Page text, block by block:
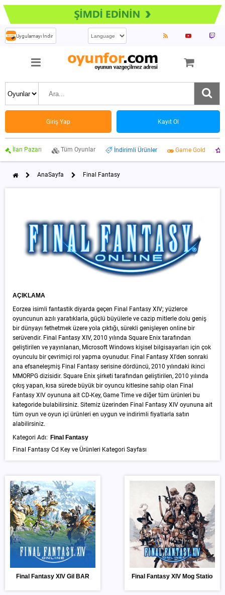
Uygulamayı İndir
Giriş Yap Kayıt Ol
İlan Pazarı Tüm Oyunlar İndirimli Ürünler Game Gold
AnaSayfa Final Fantasy
AÇIKLAMA
Eorzea isimli fantastik diyarda geçen Final Fantasy XIV; yüzlerce
oyuncunun azılı yaratıklarla, güçlü büyülerle ve cazip mitlerle dolu geniş
bir dünyayı fethetmek üzere yola çıktığı, sürekli genişleyen online bir
serüvendir. Final Fantasy XIV, 2010 yılında Square Enix tarafından
geliştirilen ve yayınlanan, Microsoft Windows kişisel bilgisayarları için çok
oyunculu bir çevrimiçi rol yapma oyunudur. Final Fantasy XI'den sonraki
ana efsaneleşmiş Final Fantasy serisine dördüncü, 2010 yılındaki ikinci
MMORPG dizisidir. Square Enix şirketi tarafından geliştirilen, 2010 yılında
çıkış yapan, kısa sürede büyük bir oyuncu kitlesine sahip olan Final
Fantasy XIV oyununa ait CD-Key, Game Time ve diğer tüm ürünleri bu
kategoride bulabilirsiniz. Sitemiz üzerinden Final Fantasy XIV oyununa ait
tüm oyun ve oyun içi ürünleri en uygun ve indirimli fiyatlarla satın
alabilirsiniz.
Kategori Adı: Final Fantasy
Final Fantasy Cd Key ve Ürünleri Kategori Sayfası
Final Fantasy XIV Gil BAR Final Fantasy XIV Mog Station